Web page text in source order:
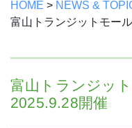
HOME > NEWS &
富山トランジットモー
富山トランジッ
2025.9.28開催